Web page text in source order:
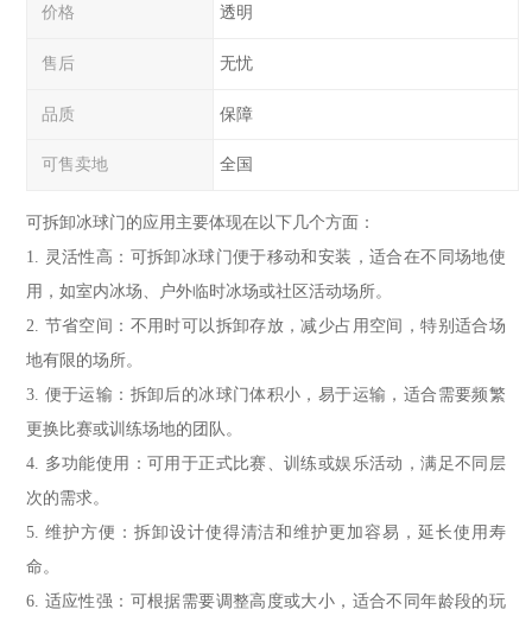
价格 透明
售后 无忧
品质 保障
可售卖地 全国
可拆卸冰球门的应用主要体现在以下几个方面：
1. 灵活性高：可拆卸冰球门便于移动和安装，适合在不同场地使
用，如室内冰场、户外临时冰场或社区活动场所。
2. 节省空间：不用时可以拆卸存放，减少占用空间，特别适合场
地有限的场所。
3. 便于运输：拆卸后的冰球门体积小，易于运输，适合需要频繁
更换比赛或训练场地的团队。
4. 多功能使用：可用于正式比赛、训练或娱乐活动，满足不同层
次的需求。
5. 维护方便：拆卸设计使得清洁和维护更加容易，延长使用寿
命。
6. 适应性强：可根据需要调整高度或大小，适合不同年龄段的玩